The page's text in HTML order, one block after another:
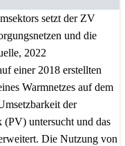
setzt der ZV
und die
2022
einer 2018 erstellten
Warmnetzes auf dem
der
untersucht und das
Die Nutzung von